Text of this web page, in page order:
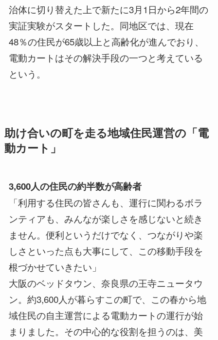
治体に切り替えた上で新たに3月1日から2年間の
実証実験がスタートした。同地区では、現在
48％の住民が65歳以上と高齢化が進んでおり、
電動カートはその解決手段の一つと考えている
という。
助け合いの町を走る地域住民運営の「電
動カート」
3,600人の住民の約半数が高齢者
「利用する住民の皆さんも、運行に関わるボラ
ンティアも、みんなが楽しさを感じないと続き
ません。便利というだけでなく、つながりや楽
しさといった点も大事にして、この移動手段を
根づかせていきたい」
大阪のベッドタウン、奈良県の王寺ニュータウ
ン。約3,600人が暮らすこの町で、この春から地
域住民の自主運営による電動カートの運行が始
まりました。その中心的な役割を担うのは、美